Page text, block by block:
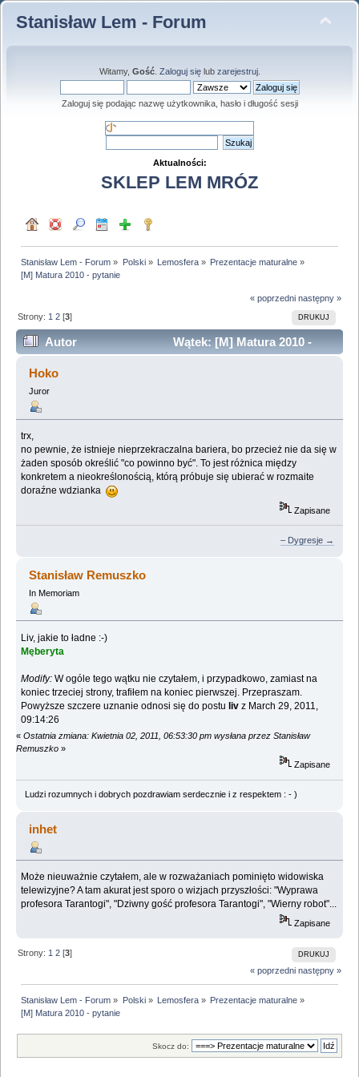
Stanisław Lem - Forum
Witamy, Gość. Zaloguj sięlub zarejestruj.
Zaloguj się podając nazwę użytkownika, hasło i długość sesji
Aktualności:
SKLEP LEM MRÓZ
Stanisław Lem - Forum » Polski» Lemosfera» Prezentacje maturalne »
[M] Matura 2010 - pytanie
« poprzedni następny »
DRUKUJ
Strony: 1 2 [3]
Autor
Wątek: [M] Matura 2010 -
pytanie (Przeczytany 135883 razy)
Hoko
Juror
trx,
no pewnie, że istnieje nieprzekraczalna bariera, bo przecież nie da się w
żaden sposób określić "co powinno być". To jest różnica między
konkretem a nieokreślonością, którą próbuje się ubierać w rozmaite
doraźne wdzianka
Zapisane
– Dygresje →
Stanisław Remuszko
In Memoriam
Liv, jakie to ładne :-)
Męberyta
Modify: W ogóle tego wątku nie czytałem, i przypadkowo, zamiast na
koniec trzeciej strony, trafiłem na koniec pierwszej. Przepraszam.
Powyższe szczere uznanie odnosi się do postuliv z March 29, 2011,
09:14:26
« Ostatnia zmiana: Kwietnia 02, 2011, 06:53:30 pm wysłana przez Stanisław
Remuszko »
Zapisane
Ludzi rozumnych i dobrych pozdrawiam serdecznie i z respektem : - )
inhet
Może nieuważnie czytałem, ale w rozważaniach pominięto widowiska
telewizyjne? A tam akurat jest sporo o wizjach przyszłości: "Wyprawa
profesora Tarantogi", "Dziwny gość profesora Tarantogi", "Wierny robot"...
Zapisane
DRUKUJ
Strony:1 2 [3]
« poprzedni następny »
Stanisław Lem - Forum » Polski» Lemosfera» Prezentacje maturalne »
[M] Matura 2010 - pytanie
Skocz do: